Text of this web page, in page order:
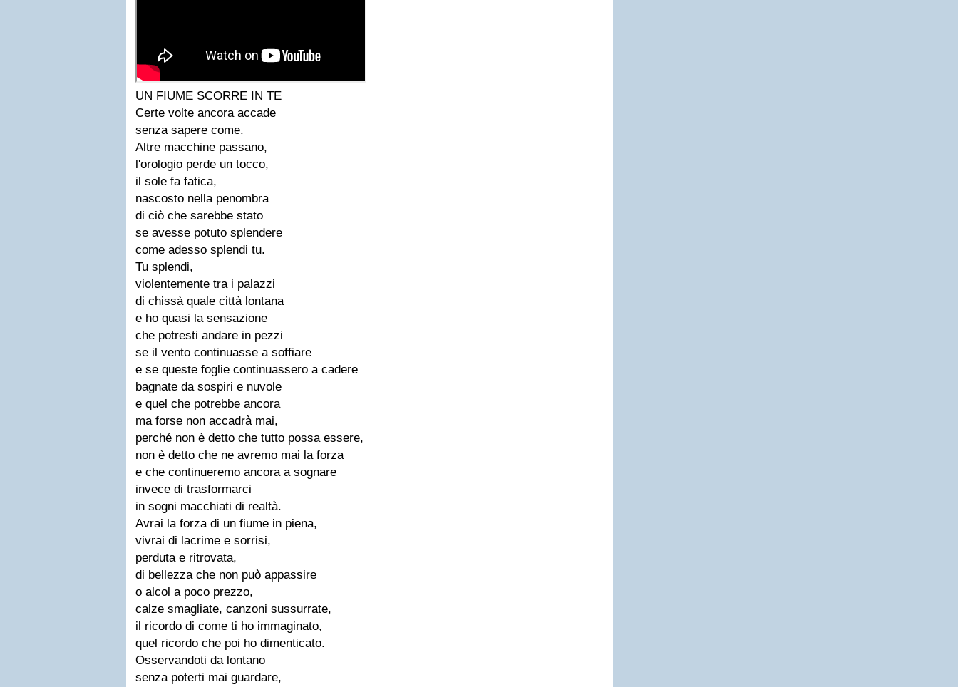
UN FIUME SCORRE IN TE
Certe volte ancora accade
senza sapere come.
Altre macchine passano,
l'orologio perde un tocco,
il sole fa fatica,
nascosto nella penombra
di ciò che sarebbe stato
se avesse potuto splendere
come adesso splendi tu.
Tu splendi,
violentemente tra i palazzi
di chissà quale città lontana
e ho quasi la sensazione
che potresti andare in pezzi
se il vento continuasse a soffiare
e se queste foglie continuassero a cadere
bagnate da sospiri e nuvole
e quel che potrebbe ancora
ma forse non accadrà mai,
perché non è detto che tutto possa essere,
non è detto che ne avremo mai la forza
e che continueremo ancora a sognare
invece di trasformarci
in sogni macchiati di realtà.
Avrai la forza di un fiume in piena,
vivrai di lacrime e sorrisi,
perduta e ritrovata,
di bellezza che non può appassire
o alcol a poco prezzo,
calze smagliate, canzoni sussurrate,
il ricordo di come ti ho immaginato,
quel ricordo che poi ho dimenticato.
Osservandoti da lontano
senza poterti mai guardare,